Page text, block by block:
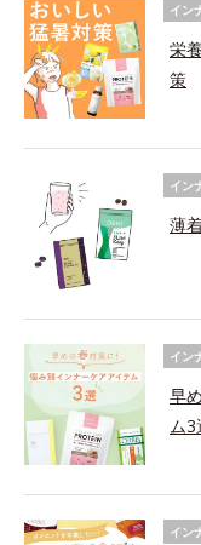
イン
栄
策
イン
薄
イン
早
ム3
イン